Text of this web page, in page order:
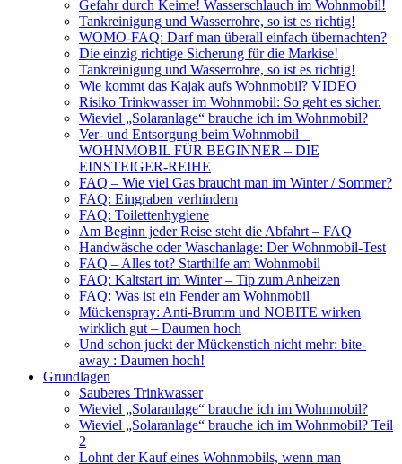
Gefahr durch Keime! Wasserschlauch im Wohnmobil!
Tankreinigung und Wasserrohre, so ist es richtig!
WOMO-FAQ: Darf man überall einfach übernachten?
Die einzig richtige Sicherung für die Markise!
Tankreinigung und Wasserrohre, so ist es richtig!
Wie kommt das Kajak aufs Wohnmobil? VIDEO
Risiko Trinkwasser im Wohnmobil: So geht es sicher.
Wieviel „Solaranlage“ brauche ich im Wohnmobil?
Ver- und Entsorgung beim Wohnmobil –
WOHNMOBIL FÜR BEGINNER – DIE
EINSTEIGER-REIHE
FAQ – Wie viel Gas braucht man im Winter / Sommer?
FAQ: Eingraben verhindern
FAQ: Toilettenhygiene
Am Beginn jeder Reise steht die Abfahrt – FAQ
Handwäsche oder Waschanlage: Der Wohnmobil-Test
FAQ – Alles tot? Starthilfe am Wohnmobil
FAQ: Kaltstart im Winter – Tip zum Anheizen
FAQ: Was ist ein Fender am Wohnmobil
Mückenspray: Anti-Brumm und NOBITE wirken
wirklich gut – Daumen hoch
Und schon juckt der Mückenstich nicht mehr: bite-
away : Daumen hoch!
Grundlagen
Sauberes Trinkwasser
Wieviel „Solaranlage“ brauche ich im Wohnmobil?
Wieviel „Solaranlage“ brauche ich im Wohnmobil? Teil
2
Lohnt der Kauf eines Wohnmobils, wenn man